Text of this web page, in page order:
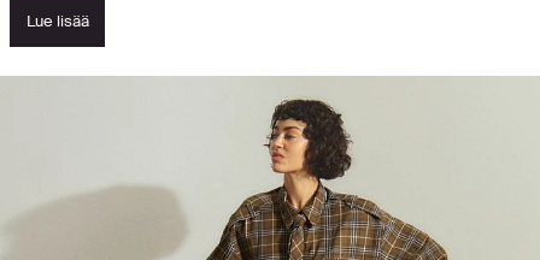
Lue lisää
Tutustu uutuuksiin ja löydä kohokohdat